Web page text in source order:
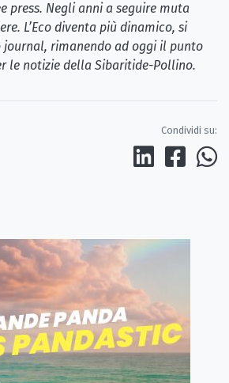
press. Negli anni a seguire muta
L’Eco diventa più dinamico, si
journal, rimanendo ad oggi il punto
le notizie della Sibaritide-Pollino.
Condividi su: